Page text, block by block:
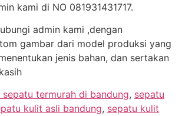
kami di NO 081931431717.
admin kami ,dengan
gambar dari model produksi yang
jenis bahan, dan sertakan
termurah di bandung, sepatu
kulit asli bandung, sepatu kulit